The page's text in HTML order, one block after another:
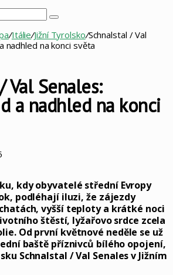
Vyhledat
/Itálie/Jižní Tyrolsko/Schnalstal / Val
nadhled na konci světa
Val Senales:
a nadhled na konci
kdy obyvatelé střední Evropy
podléhají iluzi, že zájezdy
vyšší teploty a krátké noci
štěstí, lyžařovo srdce zcela
Od první květnové neděle se už
baště příznivců bílého opojení,
Schnalstal / Val Senales v Jižním